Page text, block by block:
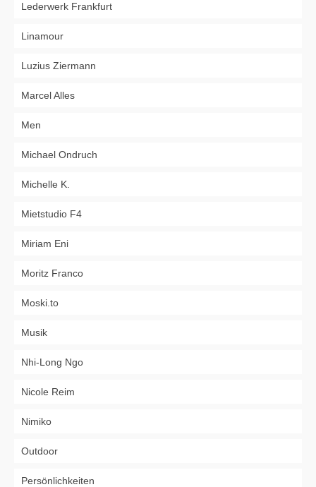
Lederwerk Frankfurt
Linamour
Luzius Ziermann
Marcel Alles
Men
Michael Ondruch
Michelle K.
Mietstudio F4
Miriam Eni
Moritz Franco
Moski.to
Musik
Nhi-Long Ngo
Nicole Reim
Nimiko
Outdoor
Persönlichkeiten